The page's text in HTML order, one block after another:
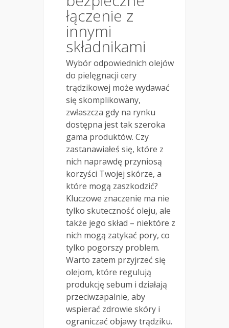
łączenie z
innymi
składnikami
Wybór odpowiednich olejów
do pielęgnacji cery
trądzikowej może wydawać
się skomplikowany,
zwłaszcza gdy na rynku
dostępna jest tak szeroka
gama produktów. Czy
zastanawiałeś się, które z
nich naprawdę przyniosą
korzyści Twojej skórze, a
które mogą zaszkodzić?
Kluczowe znaczenie ma nie
tylko skuteczność oleju, ale
także jego skład – niektóre z
nich mogą zatykać pory, co
tylko pogorszy problem.
Warto zatem przyjrzeć się
olejom, które regulują
produkcję sebum i działają
przeciwzapalnie, aby
wspierać zdrowie skóry i
ograniczać objawy trądziku.